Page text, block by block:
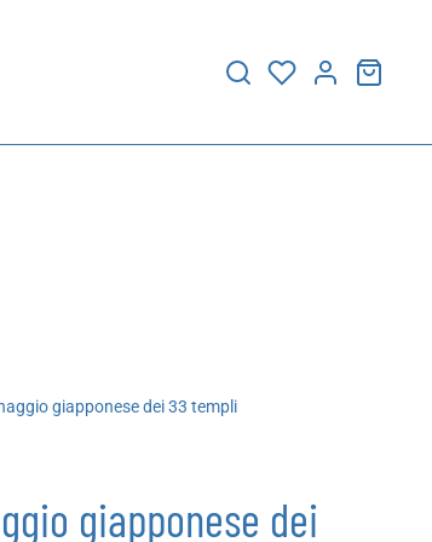
giapponese dei 33 templi
giapponese dei